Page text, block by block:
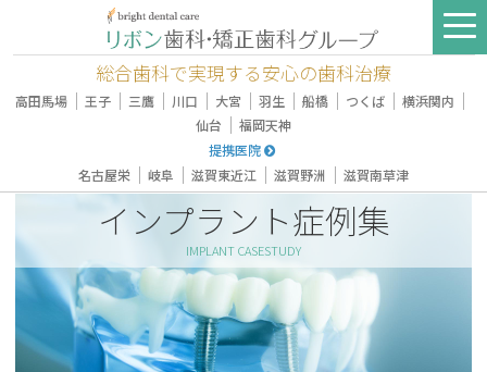
総合歯科で実現する安心の歯科治療
高田馬場 ｜ 王子 ｜ 三鷹 ｜ 川口 ｜ 大宮 ｜ 羽生 ｜ 船橋 ｜ つくば ｜ 横浜関内 ｜
仙台 ｜ 福岡天神
提携医院
名古屋栄 ｜ 岐阜 ｜ 滋賀東近江 ｜ 滋賀野洲 ｜ 滋賀南草津
インプラント症例集
IMPLANT CASESTUDY